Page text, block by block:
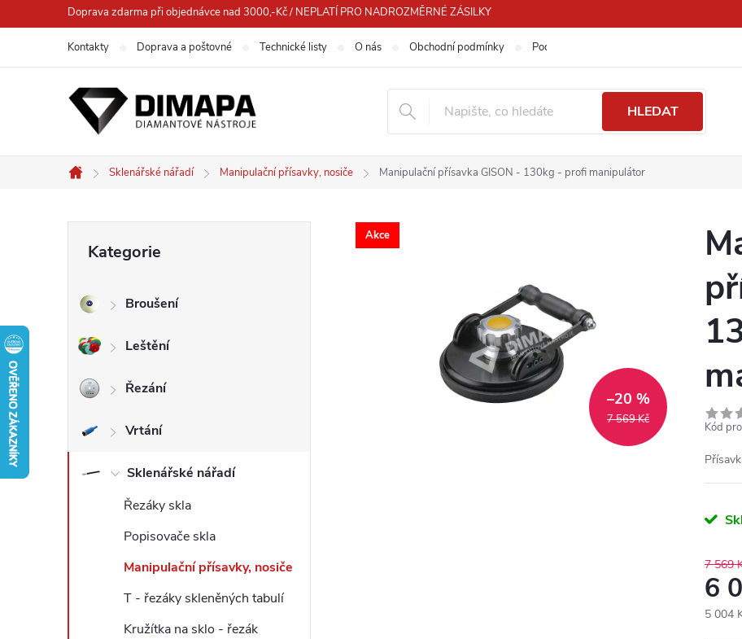
na
Doprava zdarma při objednávce nad 3000,-Kč / NEPLATÍ PRO NADROZMĚRNÉ ZÁSILKY
Kontakty Doprava a poštovné Technické listy O nás Obchodní podmínky Podmínky ochrany osobních údajů
HLEDAT
Domů
Sklenářské nářadí Manipulační přísavky, nosiče Manipulační přísavka GISON - 130kg - profi manipulátor
s
a
n
kategorie
Kategorie
Broušení
Leštění
Řezání
Vrtání
Sklenářské nářadí
Řezáky skla
Popisovače skla
Manipulační přísavky, nosiče
T - řezáky skleněných tabulí
Kružítka na sklo - řezák
Akce
7 569 Kč
–20 %
Kód
7 569
6
5 004